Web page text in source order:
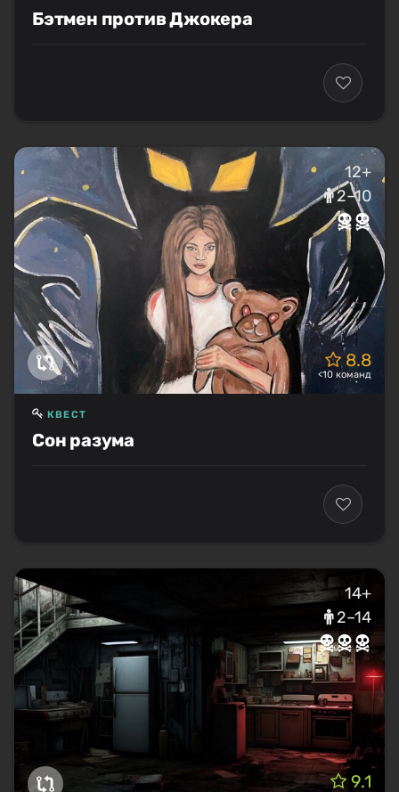
Бэтмен против Джокера
12+
2–10
8.8
<10 команд
Сон разума
КВЕСТ
14+
2–14
9.1